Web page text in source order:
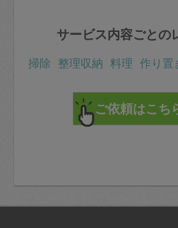
サービス内容ごとの
掃除 整理収納 料理 作り置